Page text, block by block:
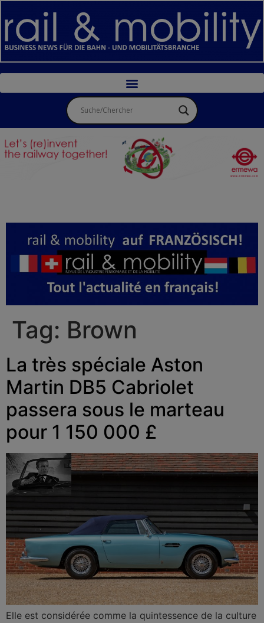
Tag: Brown
La très spéciale Aston
Martin DB5 Cabriolet
passera sous le marteau
pour 1 150 000 £
Elle est considérée comme la quintessence de la culture